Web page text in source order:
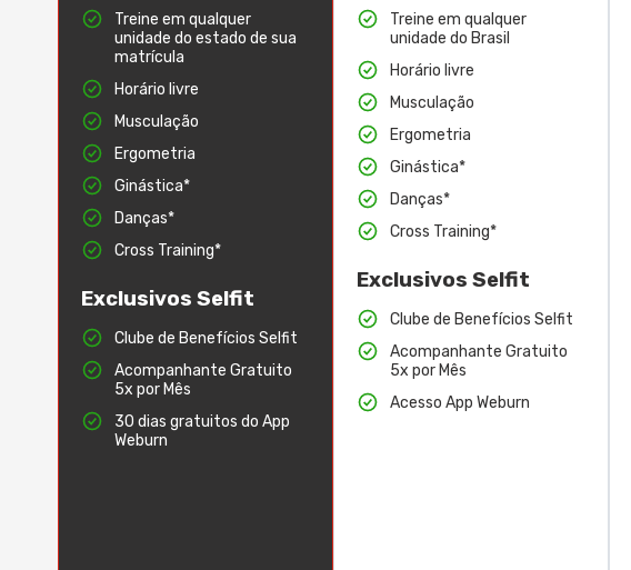
Treine em qualquer
unidade do estado de sua
matrícula
Horário livre
Musculação
Ergometria
Ginástica*
Danças*
Cross Training*
Exclusivos Selfit
Clube de Benefícios Selfit
Acompanhante Gratuito
5x por Mês
30 dias gratuitos do App
Weburn
Treine em qualquer
unidade do Brasil
Horário livre
Musculação
Ergometria
Ginástica*
Danças*
Cross Training*
Exclusivos Selfit
Clube de Benefícios Selfit
Acompanhante Gratuito
5x por Mês
Acesso App Weburn